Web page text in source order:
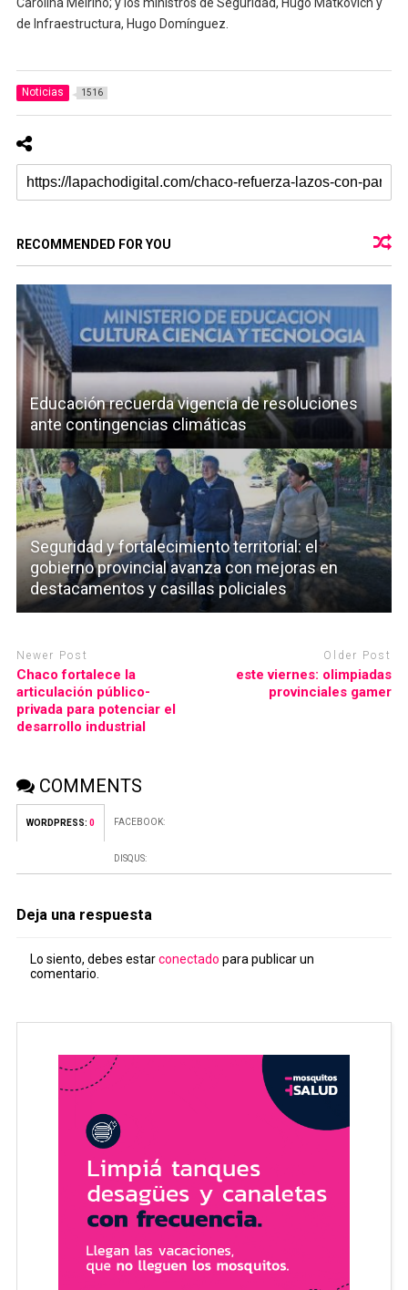
de Infraestructura, Hugo Domínguez.
Noticias 1516
RECOMMENDED FOR YOU
Educación recuerda vigencia de resoluciones
ante contingencias climáticas
Seguridad y fortalecimiento territorial: el
gobierno provincial avanza con mejoras en
destacamentos y casillas policiales
Newer Post
Chaco fortalece la
articulación público-
privada para potenciar el
desarrollo industrial
Older Post
este viernes: olimpiadas
provinciales gamer
COMMENTS
WORDPRESS: 0 FACEBOOK:
DISQUS:
Deja una respuesta
Lo siento, debes estarconectado para publicar un
comentario.